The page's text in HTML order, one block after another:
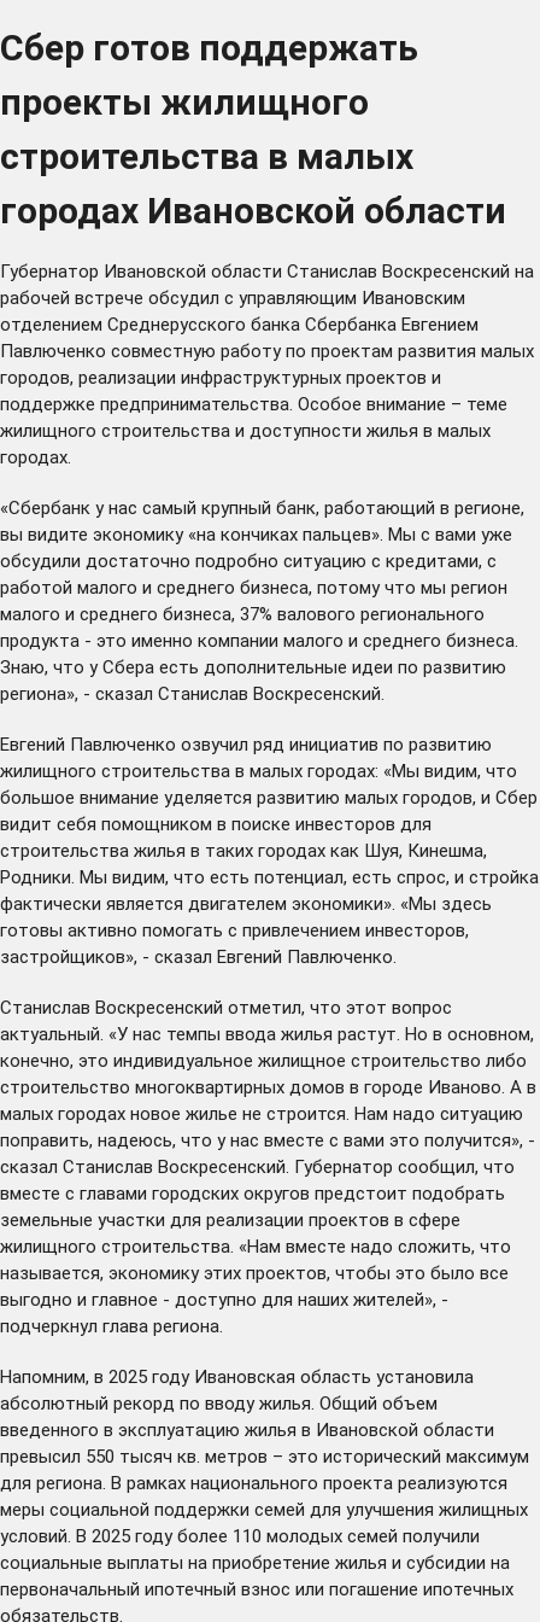
Сбер готов поддержать
проекты жилищного
строительства в малых
городах Ивановской области
Губернатор Ивановской области Станислав Воскресенский на
рабочей встрече обсудил с управляющим Ивановским
отделением Среднерусского банка Сбербанка Евгением
Павлюченко совместную работу по проектам развития малых
городов, реализации инфраструктурных проектов и
поддержке предпринимательства. Особое внимание – теме
жилищного строительства и доступности жилья в малых
городах.
«Сбербанк у нас самый крупный банк, работающий в регионе,
вы видите экономику «на кончиках пальцев». Мы с вами уже
обсудили достаточно подробно ситуацию с кредитами, с
работой малого и среднего бизнеса, потому что мы регион
малого и среднего бизнеса, 37% валового регионального
продукта - это именно компании малого и среднего бизнеса.
Знаю, что у Сбера есть дополнительные идеи по развитию
региона», - сказал Станислав Воскресенский.
Евгений Павлюченко озвучил ряд инициатив по развитию
жилищного строительства в малых городах: «Мы видим, что
большое внимание уделяется развитию малых городов, и Сбер
видит себя помощником в поиске инвесторов для
строительства жилья в таких городах как Шуя, Кинешма,
Родники. Мы видим, что есть потенциал, есть спрос, и стройка
фактически является двигателем экономики». «Мы здесь
готовы активно помогать с привлечением инвесторов,
застройщиков», - сказал Евгений Павлюченко.
Станислав Воскресенский отметил, что этот вопрос
актуальный. «У нас темпы ввода жилья растут. Но в основном,
конечно, это индивидуальное жилищное строительство либо
строительство многоквартирных домов в городе Иваново. А в
малых городах новое жилье не строится. Нам надо ситуацию
поправить, надеюсь, что у нас вместе с вами это получится», -
сказал Станислав Воскресенский. Губернатор сообщил, что
вместе с главами городских округов предстоит подобрать
земельные участки для реализации проектов в сфере
жилищного строительства. «Нам вместе надо сложить, что
называется, экономику этих проектов, чтобы это было все
выгодно и главное - доступно для наших жителей», -
подчеркнул глава региона.
Напомним, в 2025 году Ивановская область установила
абсолютный рекорд по вводу жилья. Общий объем
введенного в эксплуатацию жилья в Ивановской области
превысил 550 тысяч кв. метров – это исторический максимум
для региона. В рамках национального проекта реализуются
меры социальной поддержки семей для улучшения жилищных
условий. В 2025 году более 110 молодых семей получили
социальные выплаты на приобретение жилья и субсидии на
первоначальный ипотечный взнос или погашение ипотечных
обязательств.